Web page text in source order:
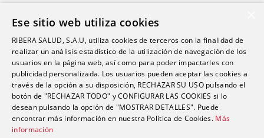
Salud Sexual
Oftalmología
Otorrinolaringología
Oncología
Fisioterapia
Contacto
Ese sitio web utiliza cookies
RIBERA SALUD, S.A.U, utiliza cookies de terceros con la finalidad de
realizar un análisis estadístico de la utilización de navegación de los
usuarios en la página web, así como para poder impactarles con
publicidad personalizada. Los usuarios pueden aceptar las cookies a
través de la opción a su disposición, RECHAZAR SU USO pulsando el
botón de "RECHAZAR TODO" y CONFIGURAR LAS COOKIES si lo
desean pulsando la opción de "MOSTRAR DETALLES". Puede
encontrar más información en nuestra Política de Cookies. Más
información